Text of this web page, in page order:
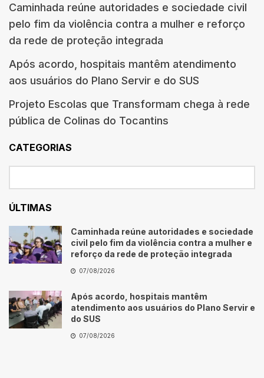
Caminhada reúne autoridades e sociedade civil
pelo fim da violência contra a mulher e reforço
da rede de proteção integrada
Após acordo, hospitais mantêm atendimento
aos usuários do Plano Servir e do SUS
Projeto Escolas que Transformam chega à rede
pública de Colinas do Tocantins
CATEGORIAS
ÚLTIMAS
Caminhada reúne autoridades e sociedade
civil pelo fim da violência contra a mulher e
reforço da rede de proteção integrada
07/08/2026
Após acordo, hospitais mantêm
atendimento aos usuários do Plano Servir e
do SUS
07/08/2026